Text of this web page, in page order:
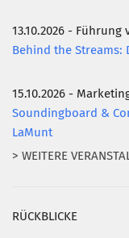
13.10.2026 - Führung
Behind the Streams:
15.10.2026 -
Soundingboard &
LaMunt
> WEITERE
RÜCKBLICKE